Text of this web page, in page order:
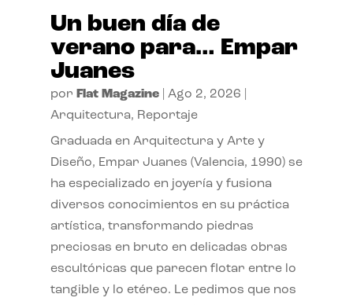
Un buen día de
verano para… Empar
Juanes
por Flat Magazine| Ago 2, 2026
Arquitectura, Reportaje
Graduada en Arquitectura y Arte y
Diseño, Empar Juanes (Valencia, 1990) se
ha especializado en joyería y fusiona
diversos conocimientos en su práctica
artística, transformando piedras
preciosas en bruto en delicadas obras
escultóricas que parecen flotar entre lo
tangible y lo etéreo. Le pedimos que nos